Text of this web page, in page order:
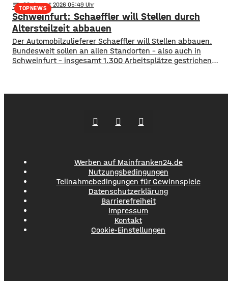
gesamten Busverkehr umzugestalten. In einer
Bürgerbeteiligung konnten die Würzburger jetzt Lob, Kritik
und Wünsche einbringen. Was gut funktioniert sind
demnach die
TOPNEWS
notes 06. August 2026 05:49
Schweinfurt: Schaeffler will Stellen durch
Altersteilzeit abbauen
Der Automobilzulieferer Schaeffler will Stellen abbauen.
Bundesweit sollen an allen Standorten – also auch in
Schweinfurt – insgesamt 1.300 Arbeitsplätze gestrichen
Werben auf Mainfranken24.de
Nutzungsbedingungen
Teilnahmebedingungen für Gewinnspiele
Datenschutzerklärung
Barrierefreiheit
Impressum
Kontakt
Cookie-Einstellungen